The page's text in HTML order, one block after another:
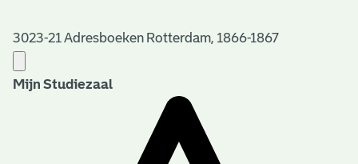
3023-21 Adresboeken Rotterdam, 1866-1867
Mijn Studiezaal